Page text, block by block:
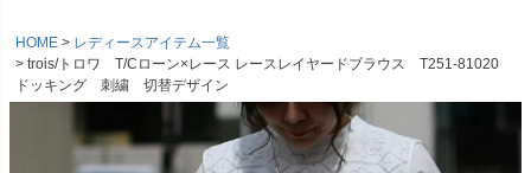
HOME
レディースアイテム一覧
trois/トロワ T/Cローン×レース レースレイヤードブラウス T251-81020
ドッキング 刺繍 切替デザイン